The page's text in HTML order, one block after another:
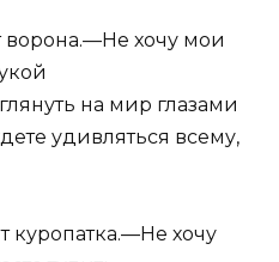
хочу мои
на мир глазами
удивляться всему,
куропатка.—Не хочу